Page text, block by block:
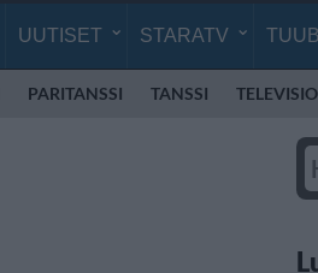
UUTISET STARATV TUUBI
PARITANSSI TANSSI TELEVISIO